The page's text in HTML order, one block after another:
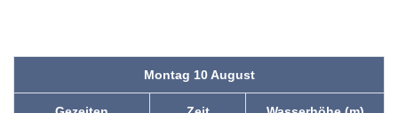
Montag 10 August